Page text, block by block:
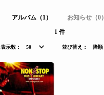
アルバム（1）
お知らせ（0）
1 件
表示数： 50 並び替え： 降順